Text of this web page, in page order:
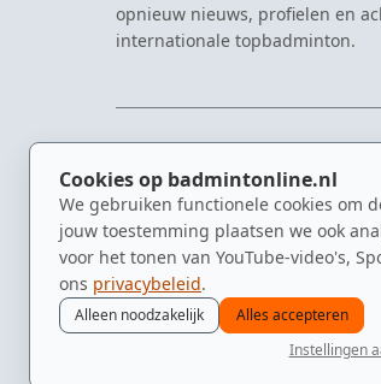
Cookies op badmintonline.nl
We gebruiken functionele cookies om
jouw toestemming plaatsen we ook
voor het tonen van YouTube-video's,
ons privacybeleid.
Alleen noodzakelijk
Alles accepteren
Instellingen
opnieuw nieuws, profielen en
internationale topbadminton.
Nieuws
Kennisbank
Spelers
Clubs
Video's